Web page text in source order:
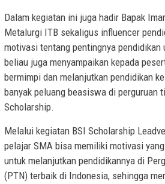
Dalam kegiatan ini juga hadir Bapak
Metalurgi ITB sekaligus influencer
motivasi tentang pentingnya pendidikan
beliau juga menyampaikan kepada
bermimpi dan melanjutkan pendidikan
banyak peluang beasiswa di perguruan
Scholarship.
Melalui kegiatan BSI Scholarship
pelajar SMA bisa memiliki motivasi
untuk melanjutkan pendidikannya di
(PTN) terbaik di Indonesia, sehingga